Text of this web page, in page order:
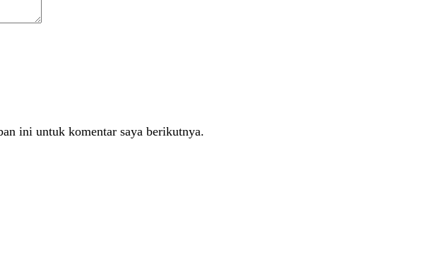
ini untuk komentar saya berikutnya.